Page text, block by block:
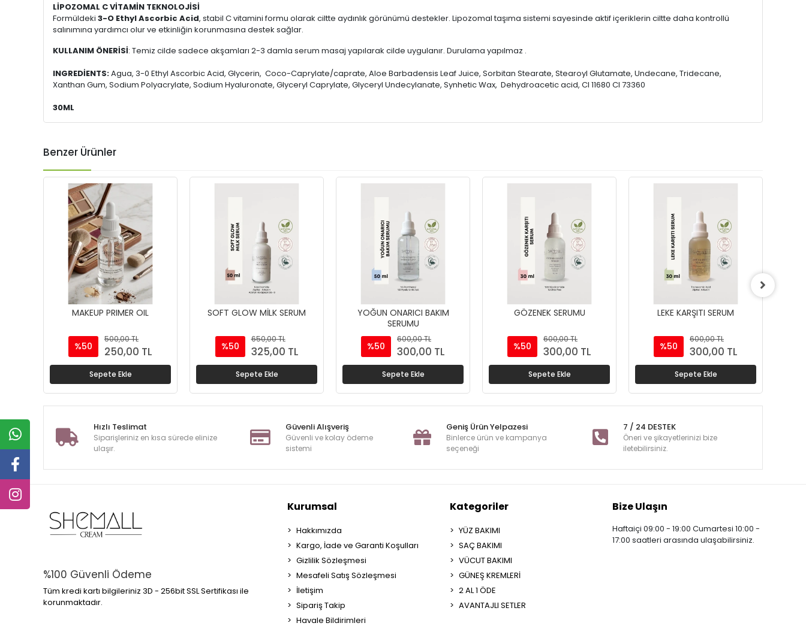
LİPOZOMAL C VİTAMİN TEKNOLOJİSİ
Formüldeki 3-O Ethyl Ascorbic Acid, stabil C vitamini formu olarak ciltte aydınlık görünümü destekler. Lipozomal taşıma sistemi sayesinde aktif içeriklerin ciltte daha kontrollü
salınımına yardımcı olur ve etkinliğin korunmasına destek sağlar.
KULLANIM ÖNERİSİ: Temiz cilde sadece akşamları 2-3 damla serum masaj yapılarak cilde uygulanır. Durulama yapılmaz .
INGREDİENTS:Agua, 3-0 Ethyl Ascorbic Acid, Glycerin, Coco-Caprylate/caprate, Aloe Barbadensis Leaf Juice, Sorbitan Stearate, Stearoyl Glutamate, Undecane, Tridecane,
Xanthan Gum, Sodium Polyacrylate, Sodium Hyaluronate, Glyceryl Caprylate, Glyceryl Undecylanate, Synhetic Wax, Dehydroacetic acid, CI 11680 CI 73360
30ML
Benzer Ürünler
MAKEUP PRIMER OIL
%50
500,00 TL
250,00 TL
Sepete Ekle
SOFT GLOW MİLK SERUM
%50
650,00 TL
325,00 TL
Sepete Ekle
YOĞUN ONARICI BAKIM
SERUMU
%50
600,00 TL
300,00 TL
Sepete Ekle
GÖZENEK SERUMU
%50
600,00 TL
300,00 TL
Sepete Ekle
LEKE KARŞITI SERUM
%50
600,00 TL
300,00 TL
Sepete Ekle
Hızlı Teslimat
Siparişleriniz en kısa sürede elinize
ulaşır.
Güvenli Alışveriş
Güvenli ve kolay ödeme
sistemi
Geniş Ürün Yelpazesi
Binlerce ürün ve kampanya
seçeneği
7 / 24 DESTEK
Öneri ve şikayetlerinizi bize
iletebilirsiniz.
%100 Güvenli Ödeme
Tüm kredi kartı bilgileriniz 3D - 256bit SSL Sertifikası ile
korunmaktadır.
Kurumsal
Hakkımızda
Kargo, İade ve Garanti Koşulları
Gizlilik Sözleşmesi
Mesafeli Satış Sözleşmesi
İletişim
Sipariş Takip
Havale Bildirimleri
Kategoriler
YÜZ BAKIMI
SAÇ BAKIMI
VÜCUT BAKIMI
GÜNEŞ KREMLERİ
2 AL 1 ÖDE
AVANTAJLI SETLER
Bize Ulaşın
Haftaiçi 09:00 - 19:00 Cumartesi 10:00 -
17:00 saatleri arasında ulaşabilirsiniz.